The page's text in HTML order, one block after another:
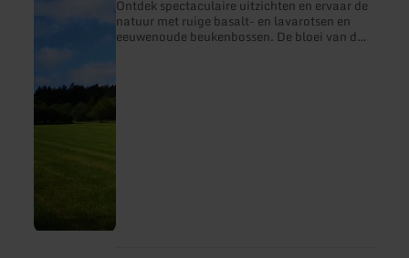
Ontdek spectaculaire uitzichten en ervaar de
natuur met ruige basalt- en lavarotsen en
eeuwenoude beukenbossen. De bloei van de